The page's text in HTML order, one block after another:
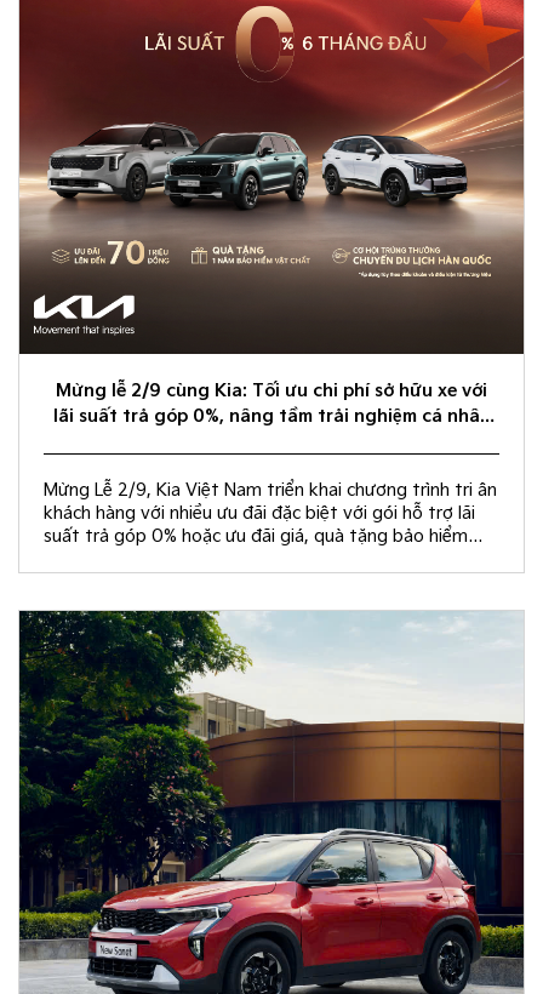
Mừng lễ 2/9 cùng Kia: Tối ưu chi phí sở hữu xe với
lãi suất trả góp 0%, nâng tầm trải nghiệm cá nhân
Mừng Lễ 2/9, Kia Việt Nam triển khai chương trình tri ân
khách hàng với nhiều ưu đãi đặc biệt với gói hỗ trợ lãi
suất trả góp 0% hoặc ưu đãi giá, quà tặng bảo hiểm